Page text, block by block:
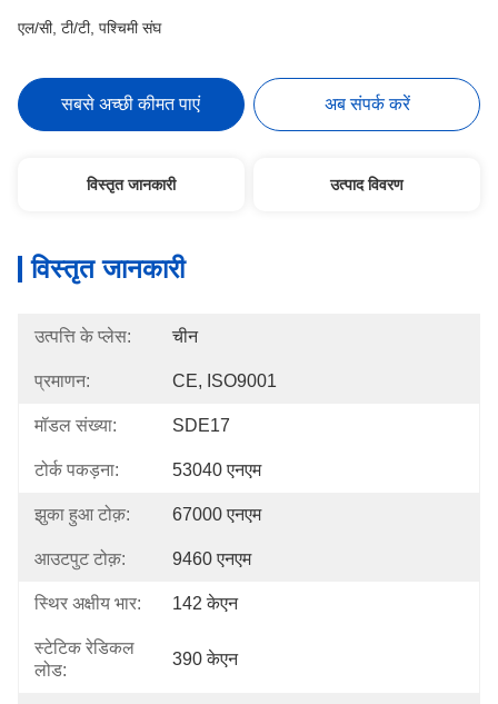
एल/सी, टी/टी, पश्चिमी संघ
सबसे अच्छी कीमत पाएं अब संपर्क करें
विस्तृत जानकारी उत्पाद विवरण
विस्तृत जानकारी
उत्पत्ति के प्लेस: चीन
प्रमाणन: CE, ISO9001
मॉडल संख्या: SDE17
टोर्क पकड़ना: 53040 एनएम
झुका हुआ टोक़: 67000 एनएम
आउटपुट टोक़: 9460 एनएम
स्थिर अक्षीय भार: 142 केएन
स्टेटिक रेडिकल
लोड:
390 केएन